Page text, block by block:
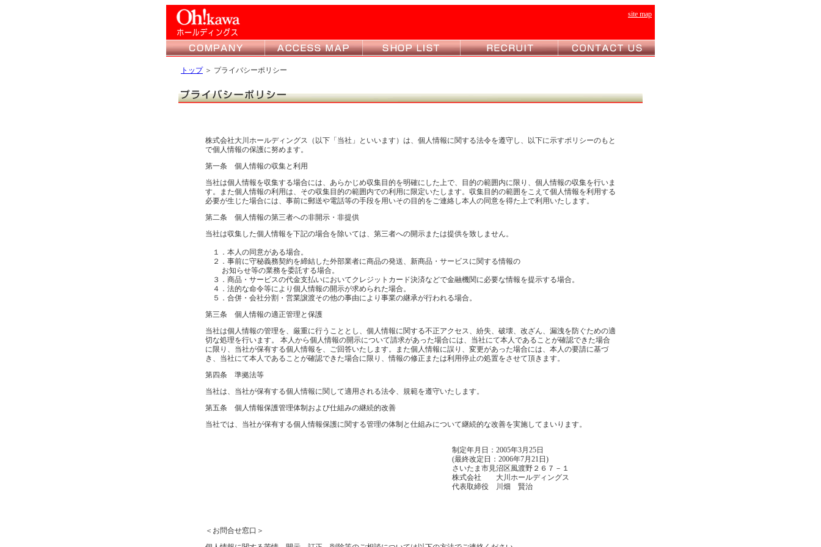
site map
トップ＞ プライバシーポリシー
株式会社大川ホールディングス（以下「当社」といいます）は、個人情報に関する法令を遵守し、以下に示すポリシーのもと
で個人情報の保護に努めます。
第一条 個人情報の収集と利用
当社は個人情報を収集する場合には、あらかじめ収集目的を明確にした上で、目的の範囲内に限り、個人情報の収集を行いま
す。また個人情報の利用は、その収集目的の範囲内での利用に限定いたします。収集目的の範囲をこえて個人情報を利用する
必要が生じた場合には、事前に郵送や電話等の手段を用いその目的をご連絡し本人の同意を得た上で利用いたします。
第二条 個人情報の第三者への非開示・非提供
当社は収集した個人情報を下記の場合を除いては、第三者への開示または提供を致しません。
１．本人の同意がある場合。
２．事前に守秘義務契約を締結した外部業者に商品の発送、新商品・サービスに関する情報の
お知らせ等の業務を委託する場合。
３．商品・サービスの代金支払いにおいてクレジットカード決済などで金融機関に必要な情報を提示する場合。
４．法的な命令等により個人情報の開示が求められた場合。
５．合併・会社分割・営業譲渡その他の事由により事業の継承が行われる場合。
第三条 個人情報の適正管理と保護
当社は個人情報の管理を、厳重に行うこととし、個人情報に関する不正アクセス、紛失、破壊、改ざん、漏洩を防ぐための適
切な処理を行います。 本人から個人情報の開示について請求があった場合には、当社にて本人であることが確認できた場合
に限り、当社が保有する個人情報を、ご回答いたします。また個人情報に誤り、変更があった場合には、本人の要請に基づ
き、当社にて本人であることが確認できた場合に限り、情報の修正または利用停止の処置をさせて頂きます。
第四条 準拠法等
当社は、当社が保有する個人情報に関して適用される法令、規範を遵守いたします。
第五条 個人情報保護管理体制および仕組みの継続的改善
当社では、当社が保有する個人情報保護に関する管理の体制と仕組みについて継続的な改善を実施してまいります。
制定年月日：2005年3月25日
(最終改定日：2006年7月21日)
さいたま市見沼区風渡野２６７－１
株式会社 大川ホールディングス
代表取締役 川畑 賢治
＜お問合せ窓口＞